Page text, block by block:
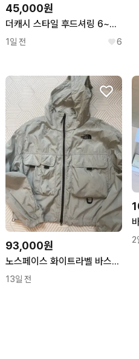
45,000원
더캐시 스타일 후드셔링 6~7부 아이보리 가오리핏 바람막이점퍼 새상품
1일 전 6
93,000원
노스페이스 화이트라벨 바스락 점퍼
13일 전
2